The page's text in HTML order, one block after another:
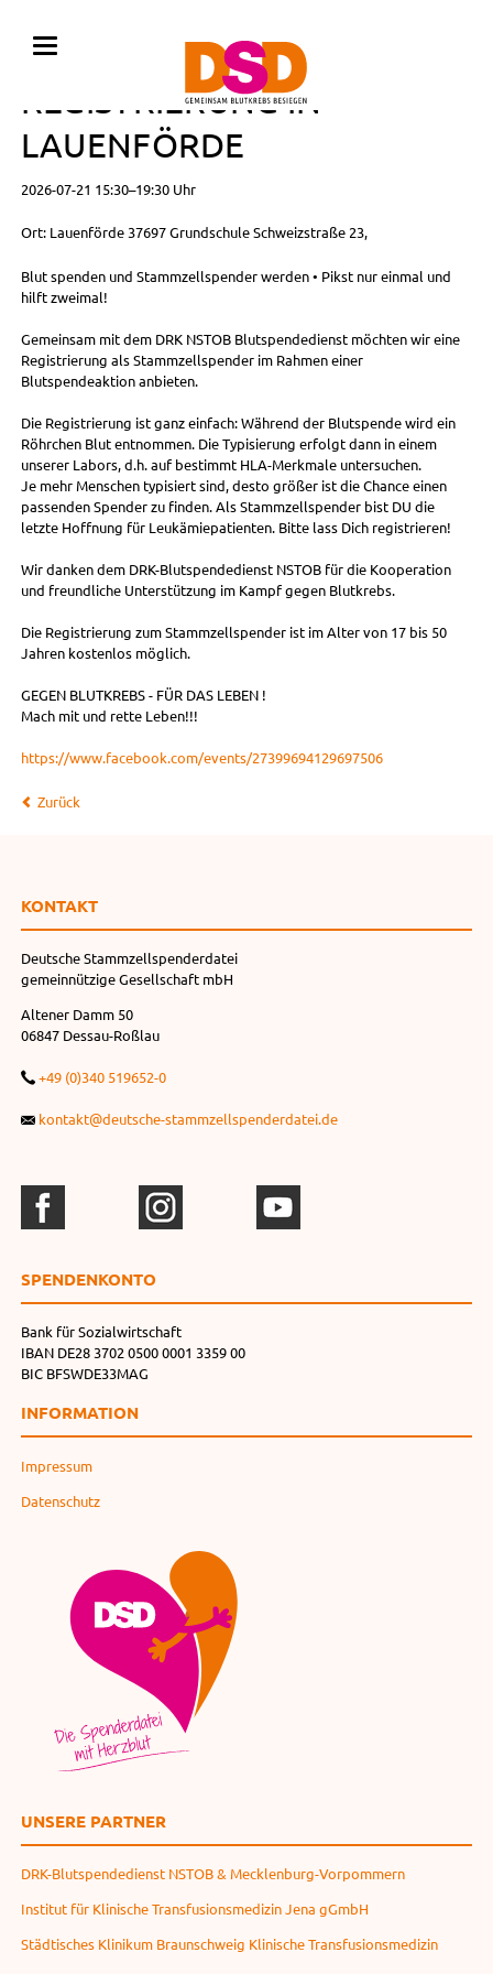
BLUTSPENDE MIT
REGISTRIERUNG IN
LAUENFÖRDE
2026-07-21 15:30–19:30 Uhr
Ort: Lauenförde 37697 Grundschule Schweizstraße 23,
Blut spenden und Stammzellspender werden • Pikst nur einmal und
hilft zweimal!
Gemeinsam mit dem DRK NSTOB Blutspendedienst möchten wir eine
Registrierung als Stammzellspender im Rahmen einer
Blutspendeaktion anbieten.
Die Registrierung ist ganz einfach: Während der Blutspende wird ein
Röhrchen Blut entnommen. Die Typisierung erfolgt dann in einem
unserer Labors, d.h. auf bestimmt HLA-Merkmale untersuchen.
Je mehr Menschen typisiert sind, desto größer ist die Chance einen
passenden Spender zu finden. Als Stammzellspender bist DU die
letzte Hoffnung für Leukämiepatienten. Bitte lass Dich registrieren!
Wir danken dem DRK-Blutspendedienst NSTOB für die Kooperation
und freundliche Unterstützung im Kampf gegen Blutkrebs.
Die Registrierung zum Stammzellspender ist im Alter von 17 bis 50
Jahren kostenlos möglich.
GEGEN BLUTKREBS - FÜR DAS LEBEN !
Mach mit und rette Leben!!!
https://www.facebook.com/events/27399694129697506
Zurück
KONTAKT
Deutsche Stammzellspenderdatei
gemeinnützige Gesellschaft mbH
Altener Damm 50
06847 Dessau-Roßlau
+49 (0)340 519652-0
kontakt@deutsche-stammzellspenderdatei.de
SPENDEN­KONTO
Bank für Sozialwirtschaft
IBAN DE28 3702 0500 0001 3359 00
BIC BFSWDE33MAG
INFORMATION
Impressum
Datenschutz
UNSERE PARTNER
DRK-Blutspendedienst NSTOB & Mecklenburg-Vorpommern
Institut für Klinische Transfusionsmedizin Jena gGmbH
Städtisches Klinikum Braunschweig Klinische Transfusionsmedizin